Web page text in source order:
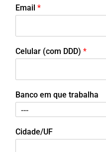
Email *
Celular (com DDD) *
Banco em que trabalha
Cidade/UF